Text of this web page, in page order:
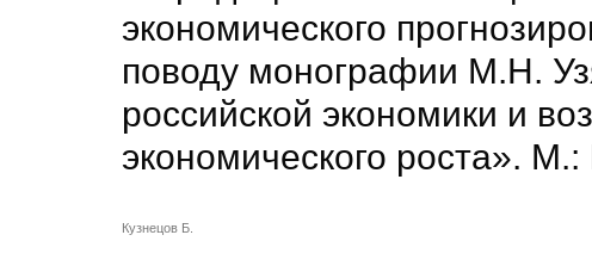
экономического
поводу монографии М.Н.
российской экономики и
экономического роста».
Кузнецов Б.